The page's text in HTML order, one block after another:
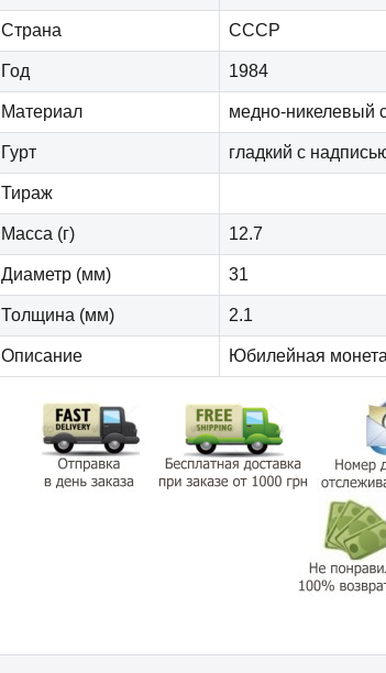
Страна СССР
Год 1984
Материал медно-никелевый
Гурт гладкий с
Тираж
Масса (г) 12.7
Диаметр (мм) 31
Толщина (мм) 2.1
Описание Юбилейная